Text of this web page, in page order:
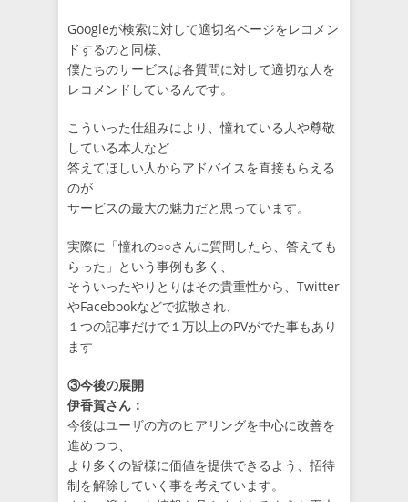
Googleが検索に対して適切名ページをレコメン
ドするのと同様、
僕たちのサービスは各質問に対して適切な人を
レコメンドしているんです。
こういった仕組みにより、憧れている人や尊敬
している本人など
答えてほしい人からアドバイスを直接もらえる
のが
サービスの最大の魅力だと思っています。
実際に「憧れの○○さんに質問したら、答えても
らった」という事例も多く、
そういったやりとりはその貴重性から、Twitter
やFacebookなどで拡散され、
１つの記事だけで１万以上のPVがでた事もあり
ます
③今後の展開
伊香賀さん：
今後はユーザの方のヒアリングを中心に改善を
進めつつ、
より多くの皆様に価値を提供できるよう、招待
制を解除していく事を考えています。